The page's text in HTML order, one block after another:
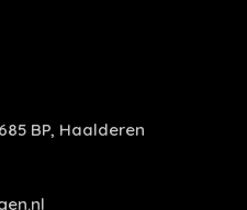
BP, Haalderen